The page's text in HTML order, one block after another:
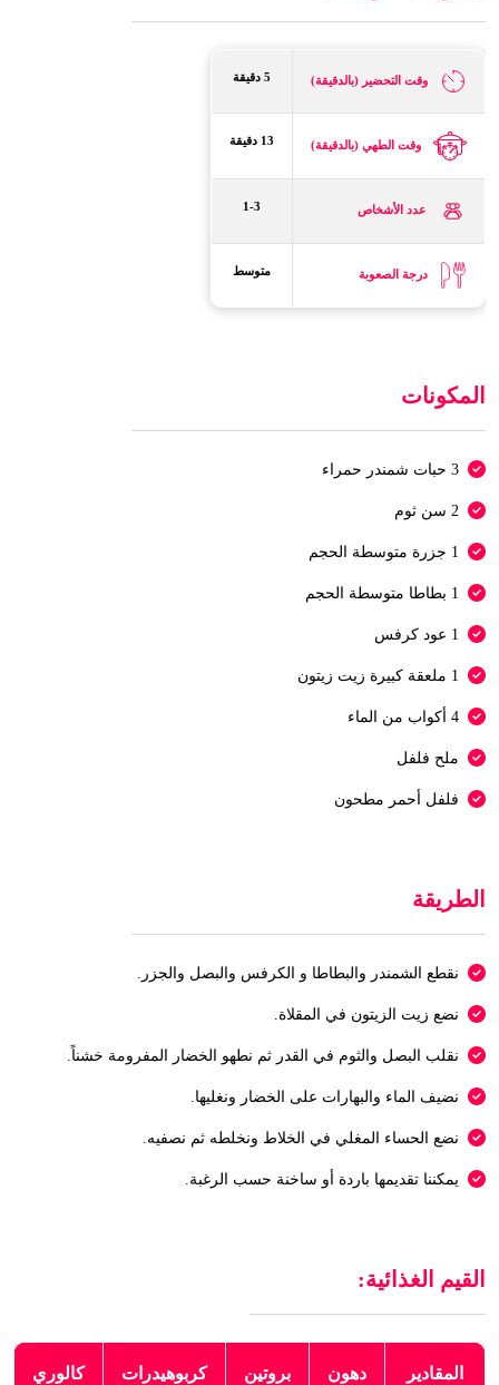
وقت التحضير (بالدقيقة) 5 دقيقة
وقت الطهي (بالدقيقة) 13 دقيقة
عدد الأشخاص 1-3
درجة الصعوبة متوسط
المكونات
3 حبات شمندر حمراء
2 سن ثوم
1 جزرة متوسطة الحجم
1 بطاطا متوسطة الحجم
1 عود كرفس
1 ملعقة كبيرة زيت زيتون
4 أكواب من الماء
ملح فلفل
فلفل أحمر مطحون
الطريقة
نقطع الشمندر والبطاطا و الكرفس والبصل والجزر.
نضع زيت الزيتون في المقلاة.
نقلب البصل والثوم في القدر ثم نطهو الخضار المفرومة خشناً.
نضيف الماء والبهارات على الخضار ونغليها.
نضع الحساء المغلي في الخلاط ونخلطه ثم نصفيه.
يمكننا تقديمها باردة أو ساخنة حسب الرغبة.
القيم الغذائية:
المقادير دهون بروتين كربوهيدرات كالوري